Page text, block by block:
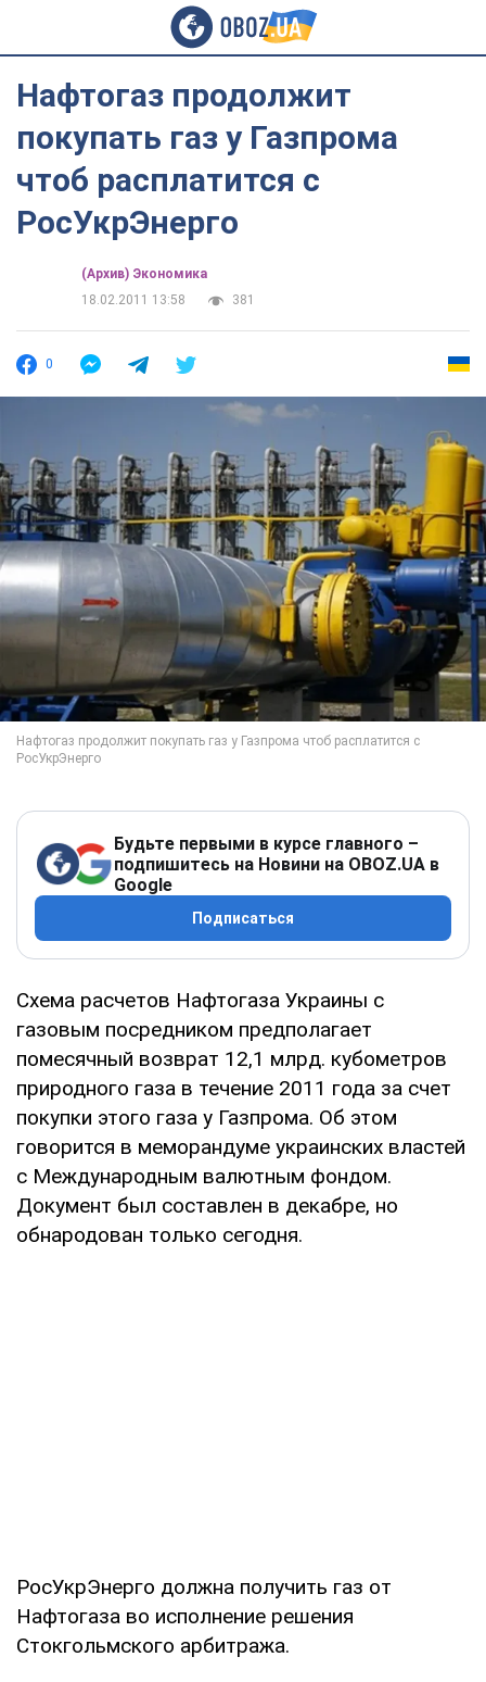
Нафтогаз продолжит
покупать газ у Газпрома
чтоб расплатится с
РосУкрЭнерго
(Архив) Экономика
18.02.2011 13:58
381
0
Будьте первыми в курсе главного –
подпишитесь на Новини на OBOZ.UA в
Google
Подписаться
Схема расчетов Нафтогаза Украины с
газовым посредником предполагает
помесячный возврат 12,1 млрд. кубометров
природного газа в течение 2011 года за счет
покупки этого газа у Газпрома. Об этом
говорится в меморандуме украинских властей
с Международным валютным фондом.
Документ был составлен в декабре, но
обнародован только сегодня.
РосУкрЭнерго должна получить газ от
Нафтогаза во исполнение решения
Стокгольмского арбитража.